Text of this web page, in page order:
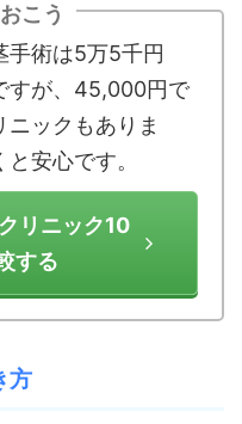
こう
手術は5万5千円
すが、45,000円で
ックもありま
安心です。
リニック10
する
方